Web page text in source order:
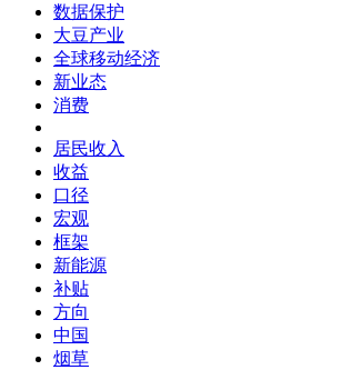
数据保护
大豆产业
全球移动经济
新业态
消费
居民收入
收益
口径
宏观
框架
新能源
补贴
方向
中国
烟草